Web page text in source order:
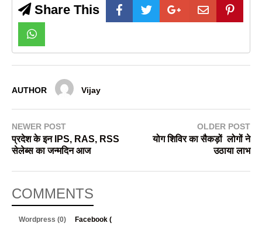
Share This
AUTHOR Vijay
NEWER POST
प्रदेश के इन IPS, RAS, RSS
सेलेब्स का जन्मदिन आज
OLDER POST
योग शिविर का सैकड़ों लोगों ने
उठाया लाभ
COMMENTS
Wordpress (0) Facebook (